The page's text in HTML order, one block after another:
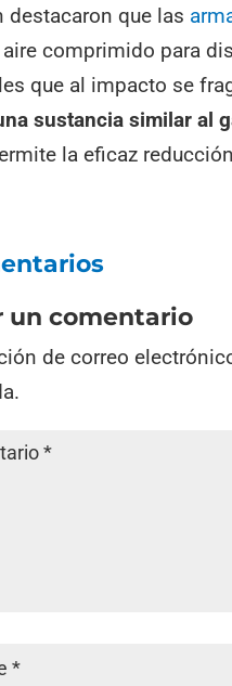
destacaron que las
aire comprimido para
que al impacto se
sustancia similar al
la eficaz
un comentario
de correo